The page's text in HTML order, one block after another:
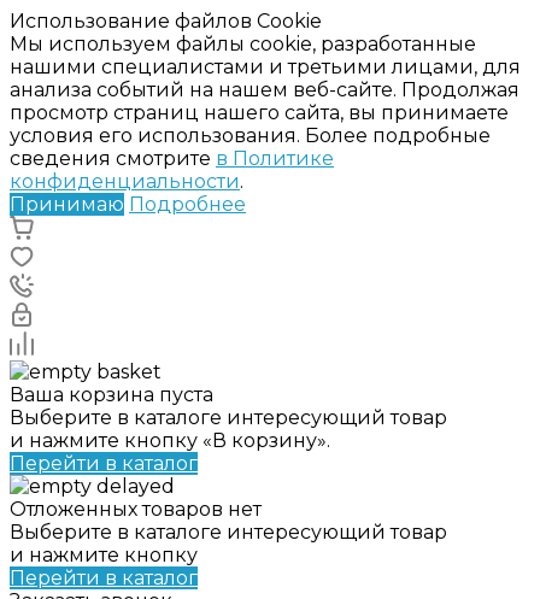
Использование файлов Cookie
Мы используем файлы cookie, разработанные
нашими специалистами и третьими лицами, для
анализа событий на нашем веб-сайте. Продолжая
просмотр страниц нашего сайта, вы принимаете
условия его использования. Более подробные
сведения смотрите в Политике
конфиденциальности.
Принимаю Подробнее
Ваша корзина пуста
Выберите в каталоге интересующий товар
и нажмите кнопку «В корзину».
Перейти в каталог
Отложенных товаров нет
Выберите в каталоге интересующий товар
и нажмите кнопку
Перейти в каталог